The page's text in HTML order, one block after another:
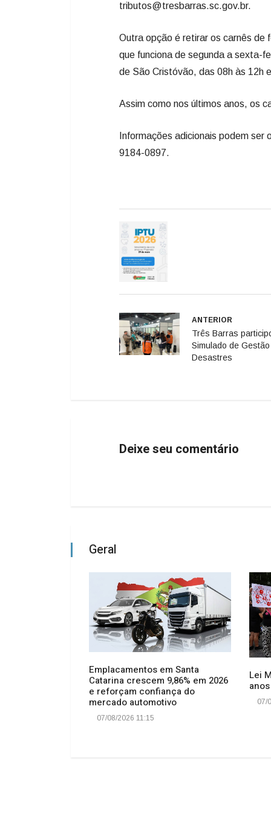
tributos@tresbarras.sc.gov.br.
Outra opção é retirar os carnês de
que funciona de segunda a sexta-
de São Cristóvão, das 08h às 12h
Assim como nos últimos anos, os
Informações adicionais podem
9184-0897.
ANTERIOR
Três Barras
Simulado de
Desastres
Deixe seu comentário
Geral
Emplacamentos em Santa
Catarina crescem 9,86% em 2026
e reforçam confiança do
mercado automotivo
07/08/2026 11:15
Lei
07/